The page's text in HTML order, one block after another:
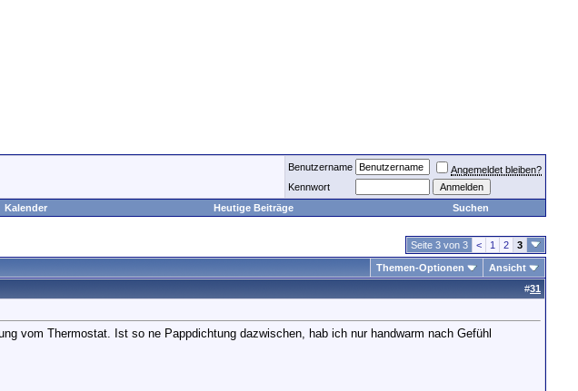
Benutzername
Angemeldet bleiben?
Kennwort
Kalender Heutige Beiträge Suchen
Seite 3 von 3 < 1 2 3
Themen-Optionen
Ansicht
#31
vom Thermostat. Ist so ne Pappdichtung dazwischen, hab ich nur handwarm nach Gefühl